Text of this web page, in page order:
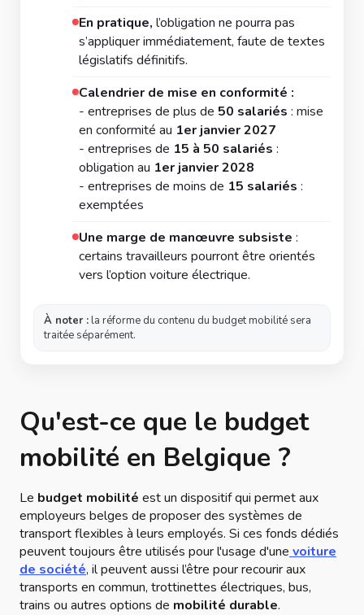
En pratique, l’obligation ne pourra pas
s’appliquer immédiatement, faute de textes
législatifs définitifs.
Calendrier de mise en conformité :
- entreprises de plus de 50 salariés : mise
en conformité au 1er janvier 2027
- entreprises de 15 à 50 salariés :
obligation au 1er janvier 2028
- entreprises de moins de 15 salariés :
exemptées
Une marge de manœuvre subsiste :
certains travailleurs pourront être orientés
vers l’option voiture électrique.
À noter :la réforme du contenu du budget mobilité sera
traitée séparément.
Qu'est-ce que le budget
mobilité en Belgique ?
Le budget mobilité est un dispositif qui permet aux
employeurs belges de proposer des systèmes de
transport flexibles à leurs employés. Si ces fonds dédiés
peuvent toujours être utilisés pour l'usage d'une voiture
de société, il peuvent aussi l’être pour recourir aux
transports en commun, trottinettes électriques, bus,
trains ou autres options de mobilité durable.